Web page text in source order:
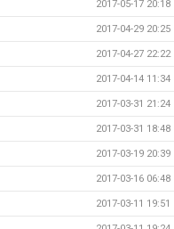
2017-05-17 20:18
2017-04-29 20:25
2017-04-27 22:22
2017-04-14 11:34
2017-03-31 21:24
2017-03-31 18:48
2017-03-19 20:39
2017-03-16 06:48
2017-03-11 19:51